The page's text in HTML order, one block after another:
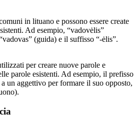
in lituano e possono essere create
Ad esempio, “vadovėlis”
(guida) e il suffisso “-ėlis”.
per creare nuove parole e
parole esistenti. Ad esempio, il prefisso
un aggettivo per formare il suo opposto,